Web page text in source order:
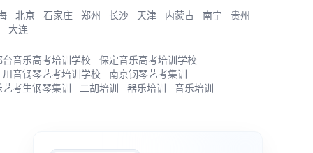
北京 石家庄 郑州 长沙 天津 内蒙古 南宁
贵州
大连
台音乐高考培训学校
保定音乐高考培训学校
川音钢琴艺考培训学校
南京钢琴艺考集训
艺考生钢琴集训
二胡培训 器乐培训 音乐培训